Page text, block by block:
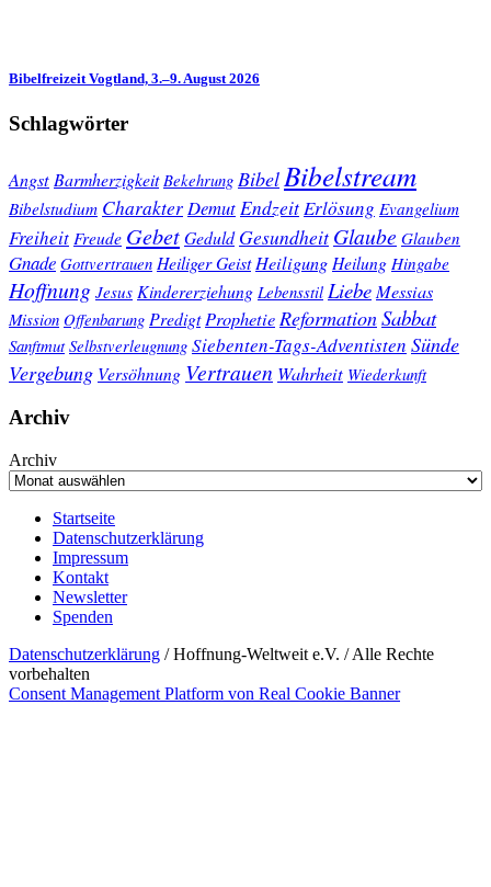
Bibelfreizeit Vogtland, 3.–9. August 2026
Schlagwörter
Angst Barmherzigkeit Bekehrung Bibel Bibelstream
Bibelstudium Charakter Demut EndzeitErlösung Evangelium
Freiheit Freude GebetGeduld Gesundheit Glaube Glauben
Gnade Gottvertrauen Heiliger Geist Heiligung Heilung Hingabe
Hoffnung Jesus Kindererziehung Lebensstil Liebe Messias
Mission Offenbarung Predigt Prophetie ReformationSabbat
Sanftmut Selbstverleugnung Siebenten-Tags-Adventisten Sünde
Vergebung Versöhnung Vertrauen Wahrheit Wiederkunft
Archiv
Archiv
Startseite
Datenschutzerklärung
Impressum
Kontakt
Newsletter
Spenden
Datenschutzerklärung / Hoffnung-Weltweit e.V. / Alle Rechte
vorbehalten
Consent Management Platform von Real Cookie Banner